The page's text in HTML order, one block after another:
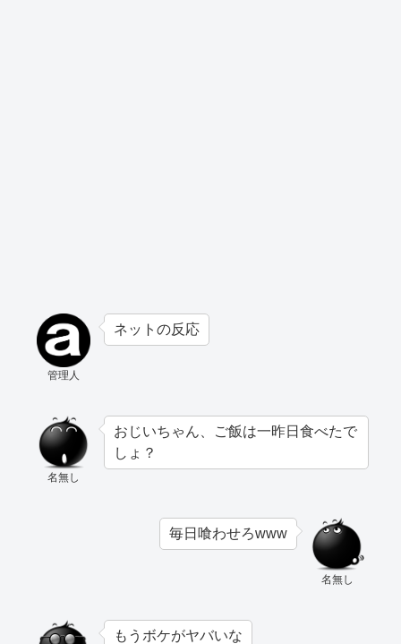
管理人
ネットの反応
名無し
おじいちゃん、ご飯は一昨日食べたで
しょ？
名無し
毎日喰わせろwww
もうボケがヤバいな